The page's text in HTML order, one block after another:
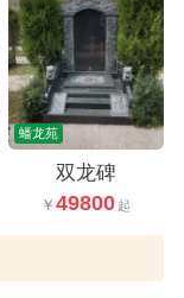
蟠龙苑
双龙碑
49800